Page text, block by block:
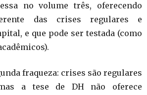
no volume três, oferecendo
das crises regulares e
e que pode ser testada (como
fraqueza: crises são regulares
a tese de DH não oferece